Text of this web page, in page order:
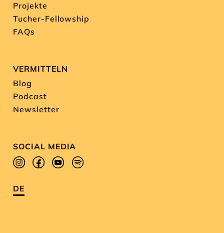
Projekte
Tucher-Fellowship
FAQs
VERMITTELN
Blog
Podcast
Newsletter
SOCIAL MEDIA
DE